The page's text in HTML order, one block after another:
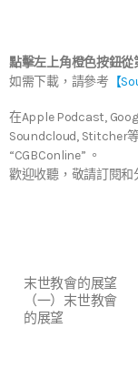
點擊左上角橙色按鈕從
如需下載，請參考 【
在Apple Podcast,
Soundcloud, Stitcher
“CGBConline” 。
歡迎收聽，敬請訂閱
末世教會的展望
（一）末世教會
的展望